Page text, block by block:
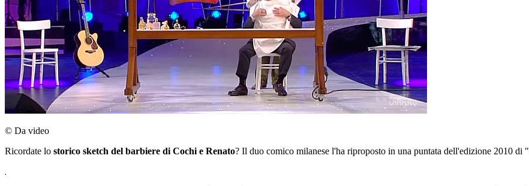
© Da video
Ricordate lo storico sketch del barbiere di Cochi e Renato? Il duo comico milanese l'ha riproposto in una puntata dell'edizione 2010 di "